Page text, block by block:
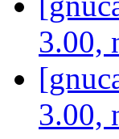
3.00,
3.00,